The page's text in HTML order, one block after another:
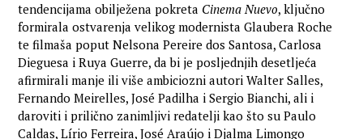
tendencijama obilježena pokreta Cinema Nuevo, ključno
formirala ostvarenja velikog modernista Glaubera Roche
te filmaša poput Nelsona Pereire dos Santosa, Carlosa
Dieguesa i Ruya Guerre, da bi je posljednjih desetljeća
afirmirali manje ili više ambiciozni autori Walter Salles,
Fernando Meirelles, José Padilha i Sergio Bianchi, ali i
daroviti i prilično zanimljivi redatelji kao što su Paulo
Caldas, Lírio Ferreira, José Araújo i Djalma Limongo